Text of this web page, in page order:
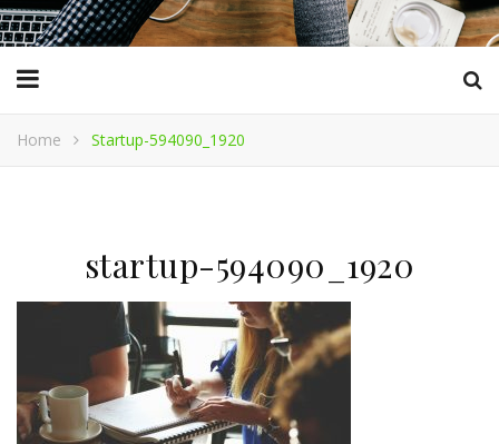
Home Startup-594090_1920
startup-594090_1920